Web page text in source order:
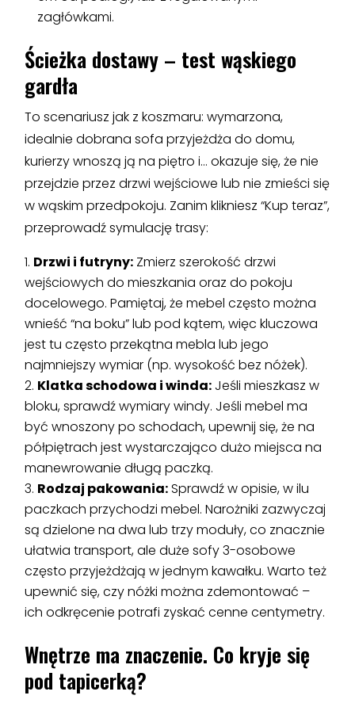
zagłówkami.
Ścieżka dostawy – test wąskiego
gardła
To scenariusz jak z koszmaru: wymarzona,
idealnie dobrana sofa przyjeżdża do domu,
kurierzy wnoszą ją na piętro i… okazuje się, że nie
przejdzie przez drzwi wejściowe lub nie zmieści się
w wąskim przedpokoju. Zanim klikniesz “Kup teraz”,
przeprowadź symulację trasy:
Drzwi i futryny: Zmierz szerokość drzwi
wejściowych do mieszkania oraz do pokoju
docelowego. Pamiętaj, że mebel często można
wnieść “na boku” lub pod kątem, więc kluczowa
jest tu często przekątna mebla lub jego
najmniejszy wymiar (np. wysokość bez nóżek).
Klatka schodowa i winda: Jeśli mieszkasz w
bloku, sprawdź wymiary windy. Jeśli mebel ma
być wnoszony po schodach, upewnij się, że na
półpiętrach jest wystarczająco dużo miejsca na
manewrowanie długą paczką.
Rodzaj pakowania:Sprawdź w opisie, w ilu
paczkach przychodzi mebel. Narożniki zazwyczaj
są dzielone na dwa lub trzy moduły, co znacznie
ułatwia transport, ale duże sofy 3-osobowe
często przyjeżdżają w jednym kawałku. Warto też
upewnić się, czy nóżki można zdemontować –
ich odkręcenie potrafi zyskać cenne centymetry.
Wnętrze ma znaczenie. Co kryje się
pod tapicerką?